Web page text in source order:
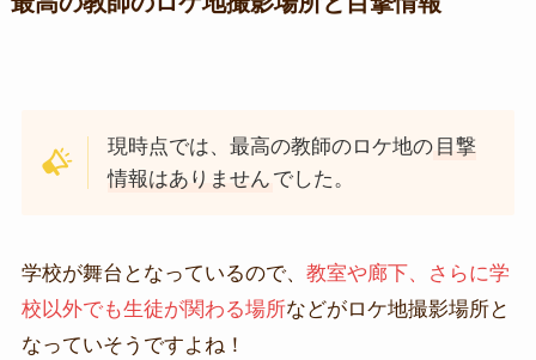
現時点では、最高の教師のロケ地の 目撃
情報はありません でした。
学校が舞台となっているので、 教室や廊下、さらに学
校以外でも生徒が関わる場所などがロケ地撮影場所と
なっていそうですよね！